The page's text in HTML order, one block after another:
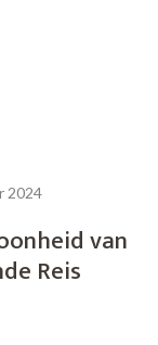
2024
van
Reis